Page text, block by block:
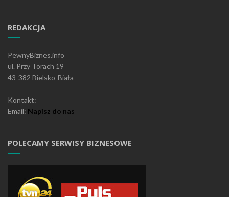
REDAKCJA
PewnyBiznes.info
ul. Przy Torach 19
43-382 Bielsko-Biała
Kontakt:
Email: Napisz do nas
POLECAMY SERWISY BIZNESOWE